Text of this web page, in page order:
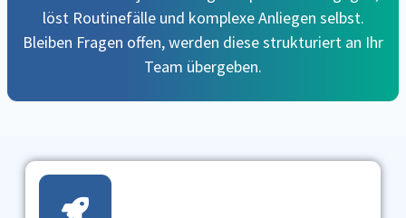
löst Routinefälle und komplexe Anliegen selbst.
Bleiben Fragen offen, werden diese strukturiert an Ihr
Team übergeben.